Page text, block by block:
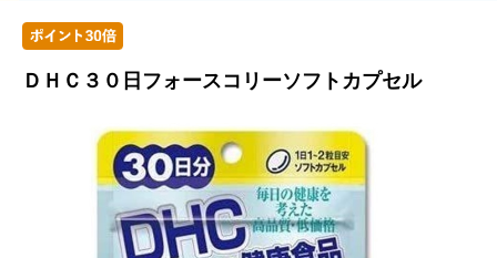
ＤＨＣ３０日フォースコリーソフトカプセル